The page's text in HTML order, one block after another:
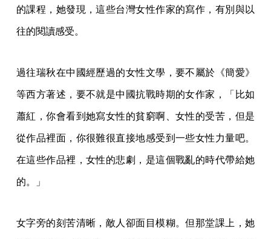
的課程，她發現，這些台灣女性作家的寫作，有別與以
往的閱讀感受。
過往瑞秋在中國經歷過的女性文學，要不屬於《簡愛》
等西方著述，要不就是中國抗戰時期的女作家，「比如
蕭紅，你會看到她寫女性的貧窮啊、女性的受苦，但是
從作品裡面，你很難很直接地感受到一些女性力量吧。
在這些作品裡，女性的悲劇，是這個戰亂的時代帶給她
的。」
女字旁的刻苦清晰，敵人卻面目模糊。但那堂課上，她